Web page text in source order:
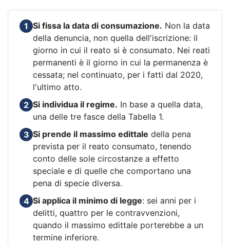
1 Si fissa la data di consumazione. Non la data
della denuncia, non quella dell'iscrizione: il
giorno in cui il reato si è consumato. Nei reati
permanenti è il giorno in cui la permanenza è
cessata; nel continuato, per i fatti dal 2020,
l'ultimo atto.
2 Si individua il regime. In base a quella data,
una delle tre fasce della Tabella 1.
3 Si prende il massimo edittale della pena
prevista per il reato consumato, tenendo
conto delle sole circostanze a effetto
speciale e di quelle che comportano una
pena di specie diversa.
4 Si applica il minimo di legge: sei anni per i
delitti, quattro per le contravvenzioni,
quando il massimo edittale porterebbe a un
termine inferiore.